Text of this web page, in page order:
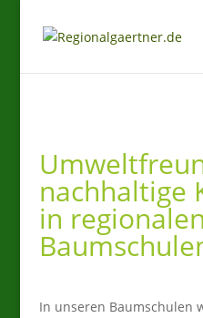
nachhaltige
in regionalen
In unseren Baumschulen